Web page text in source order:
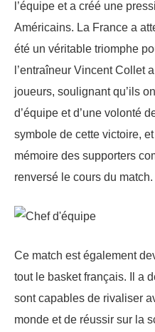
l’équipe et a créé une
Américains. La France a
été un véritable triomphe
l’entraîneur Vincent Collet
joueurs, soulignant qu’ils
d’équipe et d’une volonté
symbole de cette victoire,
mémoire des supporters
renversé le cours du match.
Ce match est également
tout le basket français. Il a
sont capables de rivaliser
monde et de réussir sur la